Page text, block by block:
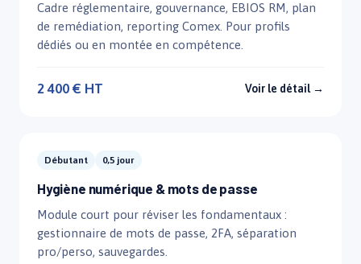
Cadre réglementaire, gouvernance, EBIOS RM, plan
de remédiation, reporting Comex. Pour profils
dédiés ou en montée en compétence.
2 400 € HT Voir le détail →
Débutant 0,5 jour
Hygiène numérique & mots de passe
Module court pour réviser les fondamentaux :
gestionnaire de mots de passe, 2FA, séparation
pro/perso, sauvegardes.